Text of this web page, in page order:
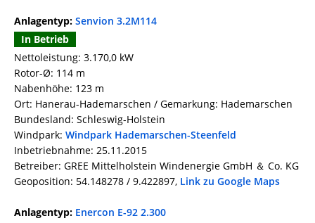
Anlagentyp: Senvion 3.2M114
In Betrieb
Nettoleistung: 3.170,0 kW
Rotor-Ø: 114 m
Nabenhöhe: 123 m
Ort: Hanerau-Hademarschen / Gemarkung: Hademarschen
Bundesland: Schleswig-Holstein
Windpark: Windpark Hademarschen-Steenfeld
Inbetriebnahme: 25.11.2015
Betreiber: GREE Mittelholstein Windenergie GmbH ＆ Co. KG
Geoposition: 54.148278 / 9.422897, Link zu Google Maps
Anlagentyp: Enercon E-92 2.300